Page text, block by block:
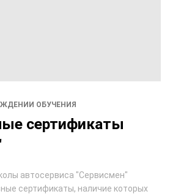
ОБУЧЕНИЯ
сертификаты
автосервиса "Сервисмен"
сертификаты, наличие которых